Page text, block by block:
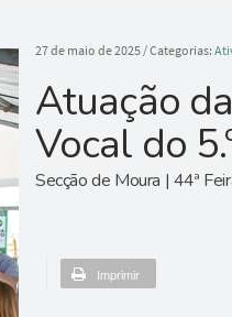
27 de maio de 2025/ Categorias:
Atuação
Vocal do
Secção de Moura | 44ª
Imprimir